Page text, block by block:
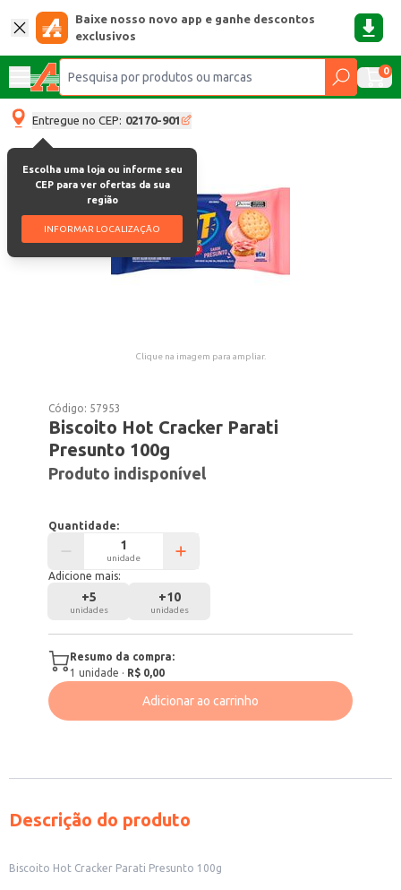
Baixe nosso novo app e ganhe descontos
exclusivos
0
Entregue no CEP: 02170-901
Escolha uma loja ou informe seu
CEP para ver ofertas da sua
região
INFORMAR LOCALIZAÇÃO
Clique na imagem para ampliar.
Código: 57953
Biscoito Hot Cracker Parati
Presunto 100g
Produto indisponível
Quantidade:
unidade
Adicione mais:
+5
unidades
+10
unidades
Resumo da compra:
1 unidade · R$ 0,00
Adicionar ao carrinho
Descrição do produto
Biscoito Hot Cracker Parati Presunto 100g